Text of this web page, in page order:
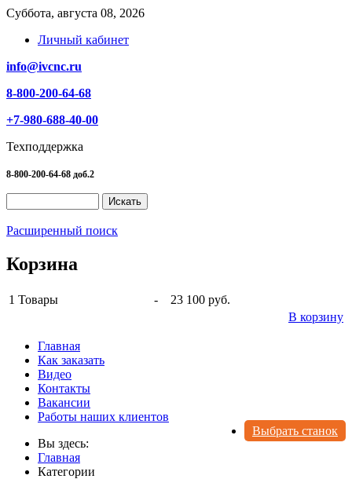
Суббота, августа 08, 2026
Личный кабинет
info@ivcnc.ru
8-800-200-64-68
+7-980-688-40-00
Техподдержка
8-800-200-64-68 доб.2
Расширенный поиск
Корзина
1 Товары -
23 100 руб.
В корзину
Главная
Как заказать
Видео
Контакты
Вакансии
Работы наших клиентов
Выбрать станок
Вы здесь:
Главная
Категории